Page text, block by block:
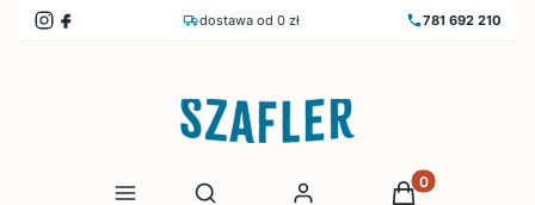
dostawa od 0 zł 781 692 210
Otwórz wyszukiwarkę Produkty w